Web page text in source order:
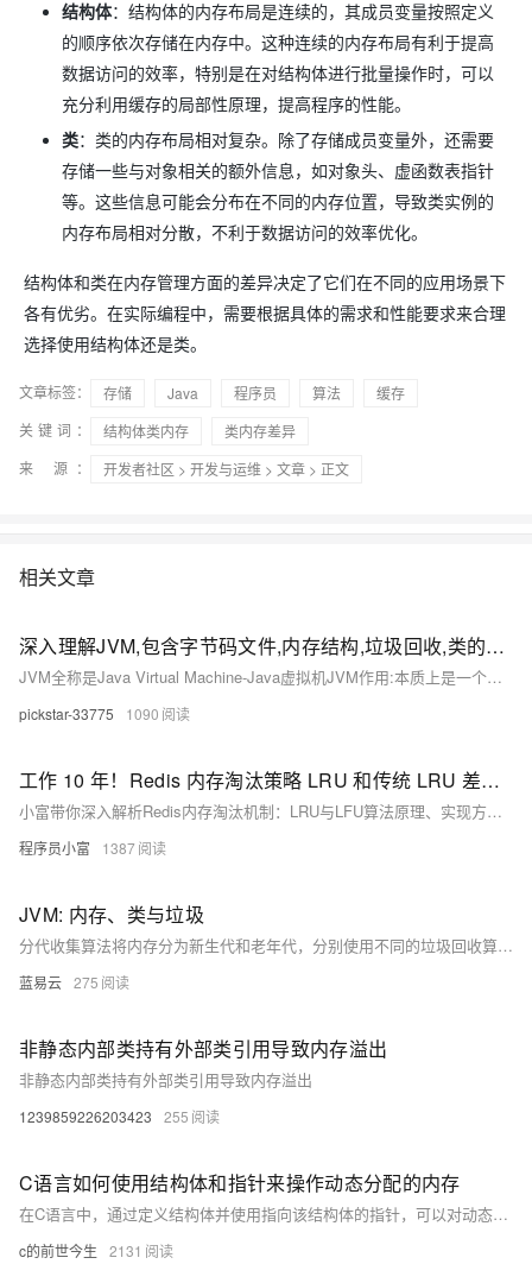
结构体：结构体的内存布局是连续的，其成员变量按照定义
的顺序依次存储在内存中。这种连续的内存布局有利于提高
数据访问的效率，特别是在对结构体进行批量操作时，可以
充分利用缓存的局部性原理，提高程序的性能。
类：类的内存布局相对复杂。除了存储成员变量外，还需要
存储一些与对象相关的额外信息，如对象头、虚函数表指针
等。这些信息可能会分布在不同的内存位置，导致类实例的
内存布局相对分散，不利于数据访问的效率优化。
结构体和类在内存管理方面的差异决定了它们在不同的应用场景下
各有优劣。在实际编程中，需要根据具体的需求和性能要求来合理
选择使用结构体还是类。
文章标签： 存储 Java 程序员 算法
缓存
关键词：
结构体类内存
类内存差异
来 源：
开发者社区 > 开发与运维 > 文章 > 正文
相关文章
深入理解JVM,包含字节码文件,内存结构,垃圾回收,类的声明周期,类加载器
JVM全称是Java Virtual Machine-Java虚拟机JVM作用:本质上是一个运行在计算机上的程序,职责是运行Java字节码文件,编译为机器码交由计算机运行类的生命周期概述:类的生命周期描述了一个类加载,使用,卸载的整个过类的生命周期阶段:类的声明周期主要分为五个阶段:加载->连接->初始化->使用->卸载,其中连接中分为三个小阶段验证->准备->解析类加载器的定义:JVM提供类加载器给Java程序去获取类和接口字节码数据类加载器的作用:类加载器接受字节码文件。
pickstar-33775 1090
工作 10 年！Redis 内存淘汰策略 LRU 和传统 LRU 差异，还傻傻分不清
小富带你深入解析Redis内存淘汰机制：LRU与LFU算法原理、实现方式及核心区别。揭秘Redis为何采用“近似LRU”，LFU如何解决频率老化问题，并结合实际场景教你如何选择合适策略，提升缓存命中率。
程序员小富 1387
JVM: 内存、类与垃圾
分代收集算法将内存分为新生代和老年代，分别使用不同的垃圾回收算法。新生代对象使用复制算法，老年代对象使用标记-清除或标记-整理算法。
蓝易云 275
非静态内部类持有外部类引用导致内存溢出
非静态内部类持有外部类引用导致内存溢出
1239859226203423 255
C语言如何使用结构体和指针来操作动态分配的内存
在C语言中，通过定义结构体并使用指向该结构体的指针，可以对动态分配的内存进行操作。首先利用 `malloc` 或 `calloc` 分配内存，然后通过指针访问和修改结构体成员，最后用 `free` 释放内存，实现资源的有效管理。
c的前世今生 2131